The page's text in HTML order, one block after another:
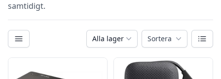
samtidigt.
Kategorier Alla lager Sortera Växla
Filter
Produkter